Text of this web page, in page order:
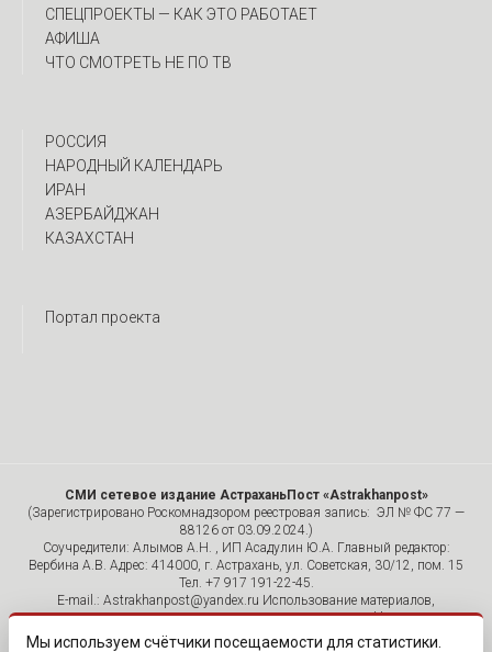
CПЕЦПРОЕКТЫ — КАК ЭТО РАБОТАЕТ
АФИША
ЧТО СМОТРЕТЬ НЕ ПО ТВ
РОССИЯ
НАРОДНЫЙ КАЛЕНДАРЬ
ИРАН
АЗЕРБАЙДЖАН
КАЗАХСТАН
Портал проекта
СМИ сетевое издание АстраханьПост «Astrakhanpost»
(Зарегистрировано Роскомнадзором реестровая запись: ЭЛ № ФС 77 —
88126 от 03.09.2024.)
Соучредители: Алымов А.Н. , ИП Асадулин Ю.А. Главный редактор:
Вербина А.В. Адрес: 414000, г. Астрахань, ул. Советская, 30/12, пом. 15
Тел. +7 917 191-22-45.
E-mail.: Astrakhanpost@yandex.ru Использование материалов,
размещенных на страницах сетевого издания «Astrakhanpost»,
допускается исключительно с указанием источника и публикацией
Мы используем счётчики посещаемости для статистики.